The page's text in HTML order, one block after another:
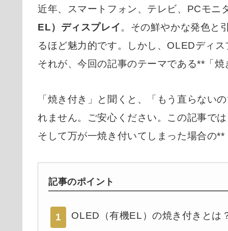
近年、スマートフォン、テレビ、PCモニ
EL）ディスプレイ。その鮮やかな発色と
るほど魅力的です。しかし、OLEDディ
それが、今回の記事のテーマである**「
「焼き付き」と聞くと、「もう直らない
れません。ご安心ください。この記事で
そして万が一焼き付いてしまった場合の
記事のポイント
1 OLED（有機EL）の焼き付きとは